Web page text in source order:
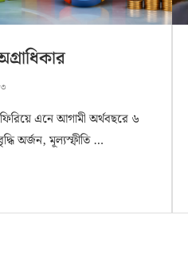
ফিরিয়ে এনে আগামী অর্থবছরে ৬
অর্জন, মূল্যস্ফীতি …